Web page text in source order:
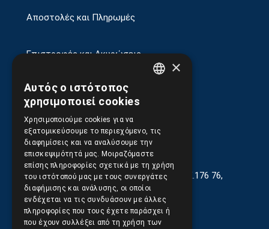
Αποστολές και Πληρωμές
Επιστροφές και Ακυρώσεις
Γεωργίου Κρέμου 13-17, Καλλιθέα, Τ.Κ.176 76,
Αθήνα, Ελλάδα
210.9566.401(11.30-17.00)
×
Αυτός ο ιστότοπος
χρησιμοποιεί cookies
Χρησιμοποιούμε cookies για να
εξατομικεύσουμε το περιεχόμενο, τις
διαφημίσεις και να αναλύσουμε την
επισκεψιμότητά μας. Μοιραζόμαστε
επίσης πληροφορίες σχετικά με τη χρήση
του ιστότοπού μας με τους συνεργάτες
διαφήμισης και ανάλυσης, οι οποίοι
ενδέχεται να τις συνδυάσουν με άλλες
πληροφορίες που τους έχετε παράσχει ή
που έχουν συλλέξει από τη χρήση των